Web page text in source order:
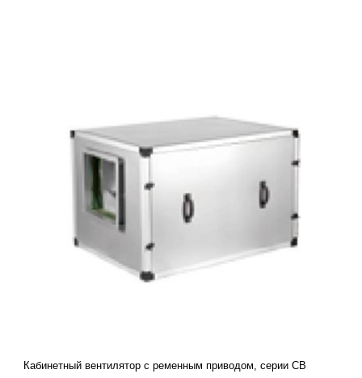
Кабинетный вентилятор с ременным приводом, серии CB